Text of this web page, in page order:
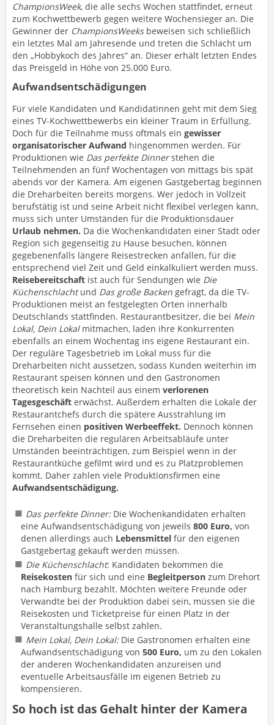
ChampionsWeek, die alle sechs Wochen stattfindet, erneut
zum Kochwettbewerb gegen weitere Wochensieger an. Die
Gewinner der ChampionsWeeks beweisen sich schließlich
ein letztes Mal am Jahresende und treten die Schlacht um
den „Hobbykoch des Jahres“ an. Dieser erhält letzten Endes
das Preisgeld in Höhe von 25.000 Euro.
Aufwandsentschädigungen
Für viele Kandidaten und Kandidatinnen geht mit dem Sieg
eines TV-Kochwettbewerbs ein kleiner Traum in Erfüllung.
Doch für die Teilnahme muss oftmals ein gewisser
organisatorischer Aufwand hingenommen werden. Für
Produktionen wie Das perfekte Dinnerstehen die
Teilnehmenden an fünf Wochentagen von mittags bis spät
abends vor der Kamera. Am eigenen Gastgebertag beginnen
die Dreharbeiten bereits morgens. Wer jedoch in Vollzeit
berufstätig ist und seine Arbeit nicht flexibel verlegen kann,
muss sich unter Umständen für die Produktionsdauer
Urlaub nehmen. Da die Wochenkandidaten einer Stadt oder
Region sich gegenseitig zu Hause besuchen, können
gegebenenfalls längere Reisestrecken anfallen, für die
entsprechend viel Zeit und Geld einkalkuliert werden muss.
Reisebereitschaft ist auch für Sendungen wie Die
Küchenschlachtund Das große Backen gefragt, da die TV-
Produktionen meist an festgelegten Orten innerhalb
Deutschlands stattfinden. Restaurantbesitzer, die bei Mein
Lokal, Dein Lokal mitmachen, laden ihre Konkurrenten
ebenfalls an einem Wochentag ins eigene Restaurant ein.
Der reguläre Tagesbetrieb im Lokal muss für die
Dreharbeiten nicht aussetzen, sodass Kunden weiterhin im
Restaurant speisen können und den Gastronomen
theoretisch kein Nachteil aus einem verlorenen
Tagesgeschäft erwächst. Außerdem erhalten die Lokale der
Restaurantchefs durch die spätere Ausstrahlung im
Fernsehen einen positiven Werbeeffekt. Dennoch können
die Dreharbeiten die regulären Arbeitsabläufe unter
Umständen beeinträchtigen, zum Beispiel wenn in der
Restaurantküche gefilmt wird und es zu Platzproblemen
kommt. Daher zahlen viele Produktionsfirmen eine
Aufwandsentschädigung.
Das perfekte Dinner:Die Wochenkandidaten erhalten
eine Aufwandsentschädigung von jeweils 800 Euro, von
denen allerdings auch Lebensmittel für den eigenen
Gastgebertag gekauft werden müssen.
Die Küchenschlacht: Kandidaten bekommen die
Reisekosten für sich und eine Begleitperson zum Drehort
nach Hamburg bezahlt. Möchten weitere Freunde oder
Verwandte bei der Produktion dabei sein, müssen sie die
Reisekosten und Ticketpreise für einen Platz in der
Veranstaltungshalle selbst zahlen.
Mein Lokal, Dein Lokal:Die Gastronomen erhalten eine
Aufwandsentschädigung von 500 Euro, um zu den Lokalen
der anderen Wochenkandidaten anzureisen und
eventuelle Arbeitsausfälle im eigenen Betrieb zu
kompensieren.
So hoch ist das Gehalt hinter der Kamera